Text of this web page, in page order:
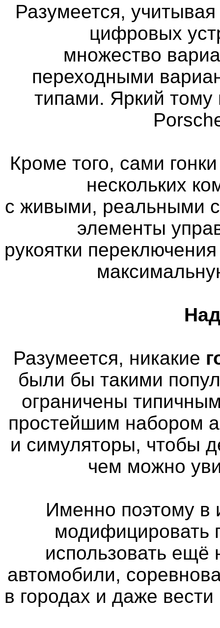
Разумеется,
цифровых
множество
переходными
типами. Яркий
Кроме того, сами
нескольких
с живыми, реальными
элементы
рукоятки
Разумеется, никакие
были бы такими
ограничены
простейшим набором
и симуляторы, чтобы
чем можно
Именно поэтому в
модифицировать
использовать
автомобили,
в городах и даже